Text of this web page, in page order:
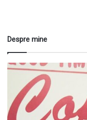
Despre mine